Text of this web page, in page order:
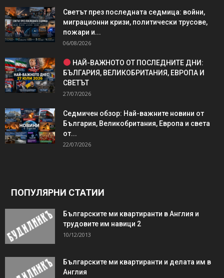
Светът през последната седмица: войни,
миграционни кризи, политически трусове,
пожари и...
06/08/2026
НАЙ-ВАЖНОТО ОТ ПОСЛЕДНИТЕ ДНИ:
БЪЛГАРИЯ, ВЕЛИКОБРИТАНИЯ, ЕВРОПА И
СВЕТЪТ
27/07/2026
Седмичен обзор: Най-важните новини от
България, Великобритания, Европа и света
от...
22/07/2026
ПОПУЛЯРНИ СТАТИИ
Българските ми квартиранти в Англия и
трудовите им навици 2
10/12/2013
Българските ми квартиранти и делата им в
Англия